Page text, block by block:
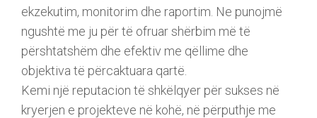
ekzekutim, monitorim dhe raportim. Ne punojmë
ngushtë me ju për të ofruar shërbim më të
përshtatshëm dhe efektiv me qëllime dhe
objektiva të përcaktuara qartë.
Kemi një reputacion të shkëlqyer për sukses në
kryerjen e projekteve në kohë, në përputhje me